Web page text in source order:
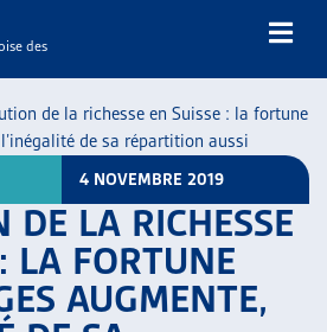
des
de la richesse en Suisse : la fortune
de sa répartition aussi
4 NOVEMBRE 2019
DE LA RICHESSE
LA FORTUNE
AUGMENTE,